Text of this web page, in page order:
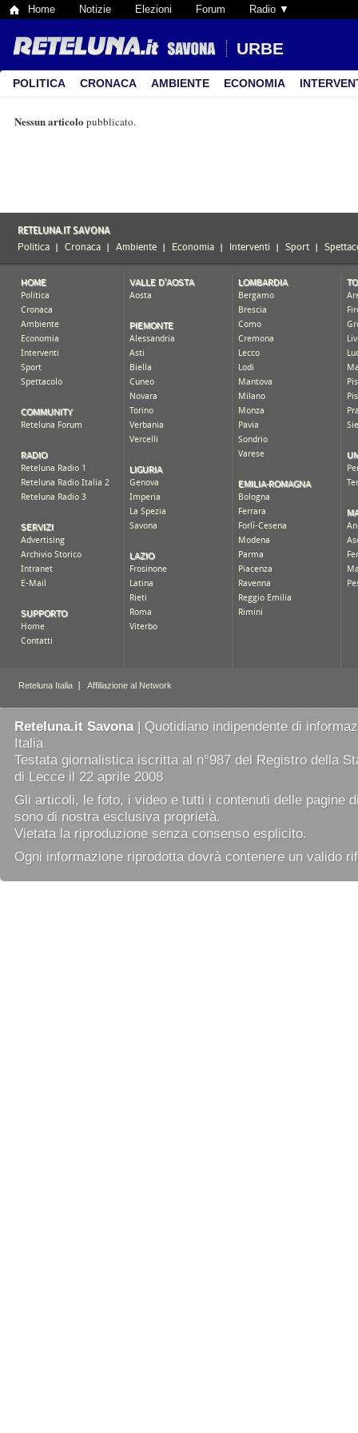
Home Notizie Elezioni Forum Radio ▼
URBE
POLITICA CRONACA AMBIENTE ECONOMIA
Nessun articolo pubblicato.
Reteluna.it Savona| Quotidiano indipendente di
Italia
Testata giornalistica iscritta al n°987 del Registro della
di Lecce il 22 aprile 2008
Gli articoli, le foto, i video e tutti i contenuti delle pagine
sono di nostra esclusiva proprietà.
Vietata la riproduzione senza consenso esplicito.
Ogni informazione riprodotta dovrà contenere un valido